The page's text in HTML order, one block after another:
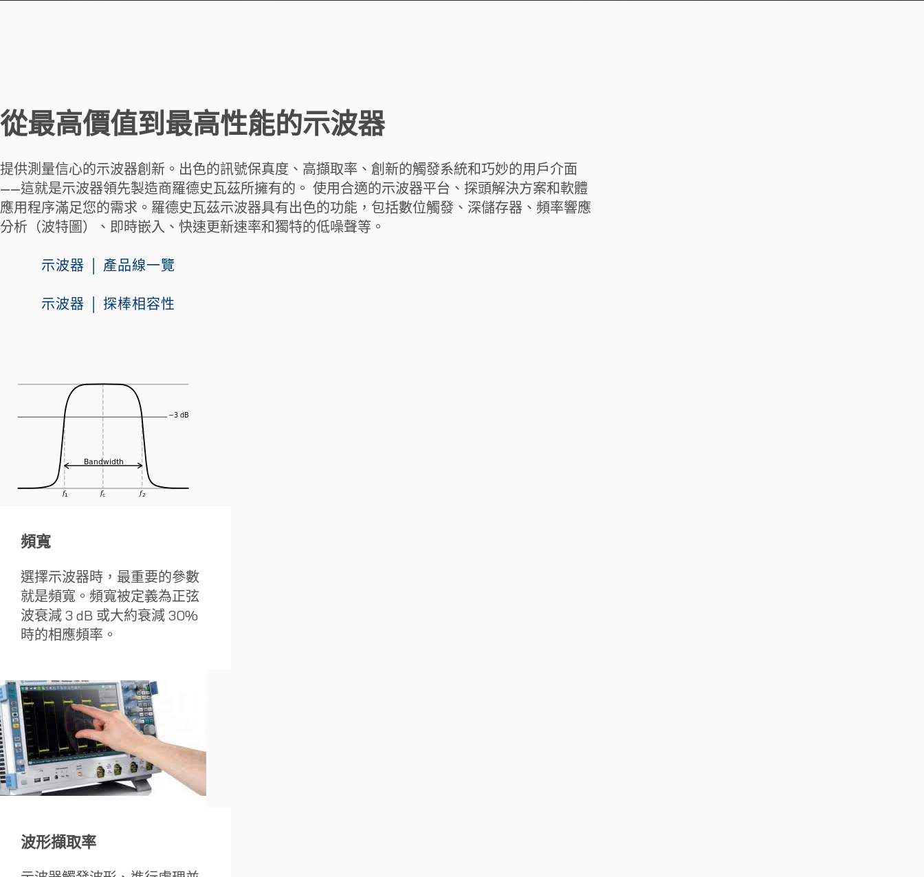
從最高價值到最高性能的示波器
提供測量信心的示波器創新。出色的訊號保真度、高擷取率、創新的觸發系統和巧妙的用戶介面
——這就是示波器領先製造商羅德史瓦茲所擁有的。 使用合適的示波器平台、探頭解決方案和軟體
應用程序滿足您的需求。羅德史瓦茲示波器具有出色的功能，包括數位觸發、深儲存器、頻率響應
分析（波特圖）、即時嵌入、快速更新速率和獨特的低噪聲等。
示波器 │ 產品線一覽
示波器 │ 探棒相容性
頻寬
選擇示波器時，最重要的參數
就是頻寬。頻寬被定義為正弦
波衰減 3 dB 或大約衰減 30%
時的相應頻率。
波形擷取率